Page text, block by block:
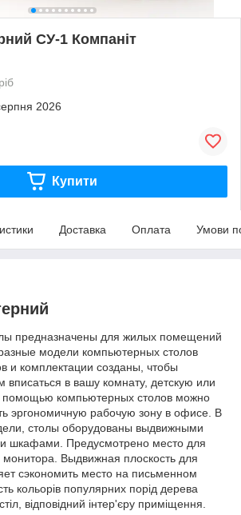
СУ-1 Компаніт
2026
Купити
Доставка Оплата Умови
предназначены для жилых помещений
модели компьютерных столов
и комплектации созданы, чтобы
в вашу комнату, детскую или
помощью компьютерных столов можно
эргономичную рабочую зону в офисе. В
столы оборудованы выдвижными
шкафами. Предусмотрено место для
монитора. Выдвижная плоскость для
сэкономить место на письменном
кольорів популярних порід дерева
відповідний інтер'єру приміщення.